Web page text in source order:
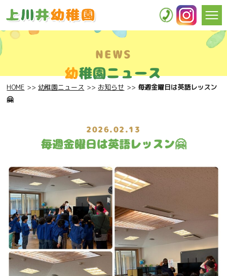
NEWS
幼稚園ニュース
HOME 幼稚園ニュース お知らせ
毎週金曜日は英語レッスン
🤗
2026.02.13
毎週金曜日は英語レッスン🤗